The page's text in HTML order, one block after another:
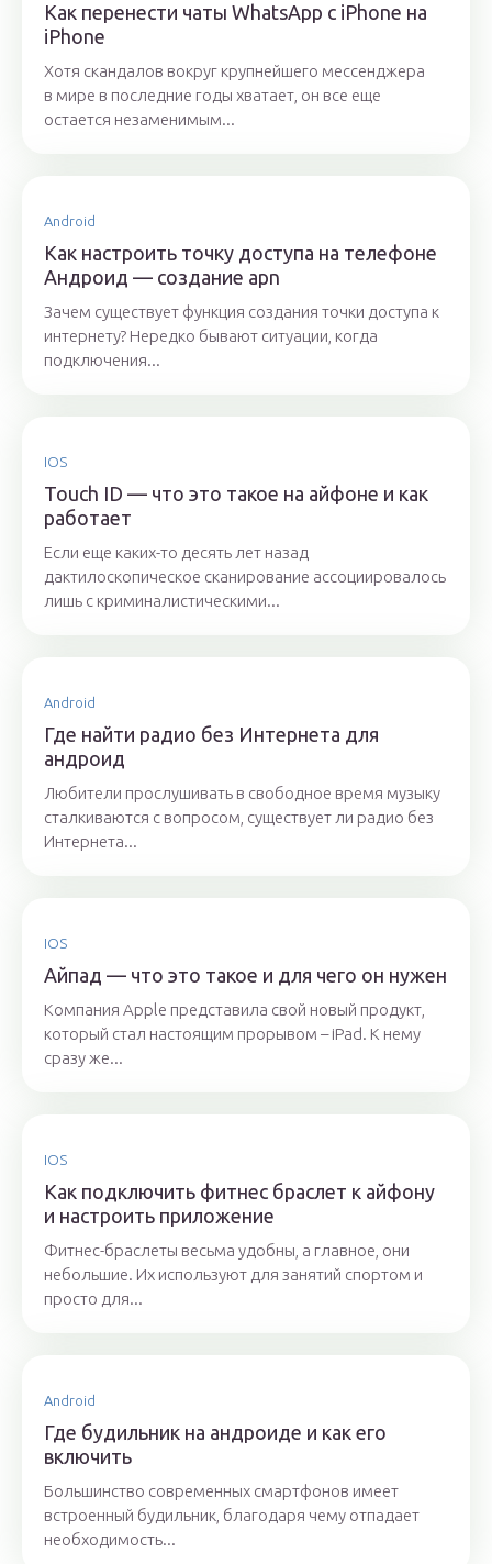
Как перенести чаты WhatsApp с iPhone на
iPhone
Хотя скандалов вокруг крупнейшего мессенджера
в мире в последние годы хватает, он все еще
остается незаменимым...
Android
Как настроить точку доступа на телефоне
Андроид — создание apn
Зачем существует функция создания точки доступа к
интернету? Нередко бывают ситуации, когда
подключения...
IOS
Touch ID — что это такое на айфоне и как
работает
Если еще каких-то десять лет назад
дактилоскопическое сканирование ассоциировалось
лишь с криминалистическими...
Android
Где найти радио без Интернета для
андроид
Любители прослушивать в свободное время музыку
сталкиваются с вопросом, существует ли радио без
Интернета...
IOS
Айпад — что это такое и для чего он нужен
Компания Apple представила свой новый продукт,
который стал настоящим прорывом – iPad. К нему
сразу же...
IOS
Как подключить фитнес браслет к айфону
и настроить приложение
Фитнес-браслеты весьма удобны, а главное, они
небольшие. Их используют для занятий спортом и
просто для...
Android
Где будильник на андроиде и как его
включить
Большинство современных смартфонов имеет
встроенный будильник, благодаря чему отпадает
необходимость...